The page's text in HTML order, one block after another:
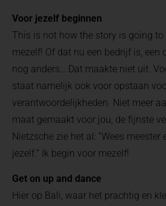
Voor jezelf beginnen
This is not how the story is going to
mezelf! Of dat nu een bedrijf is, een
nog anders… Dat maakte niet uit.
staat namelijk ook voor opstaan
verantwoordelijkheden. Niet meer
maat gemaakt voor jou, de fijnste
Nietzsche zie het al: “Wees meester
jezelf.” Ik begin voor mezelf!
Get on up and dance
Hier op Bali, waar het prachtig en